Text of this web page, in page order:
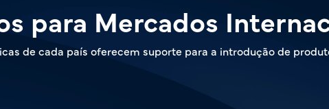
para Mercados
de cada país oferecem suporte para a introdução de